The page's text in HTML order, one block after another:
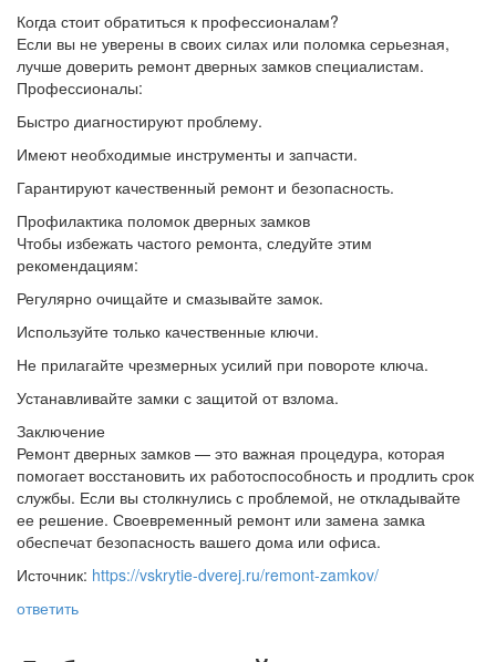
Когда стоит обратиться к профессионалам?
Если вы не уверены в своих силах или поломка серьезная,
лучше доверить ремонт дверных замков специалистам.
Профессионалы:
Быстро диагностируют проблему.
Имеют необходимые инструменты и запчасти.
Гарантируют качественный ремонт и безопасность.
Профилактика поломок дверных замков
Чтобы избежать частого ремонта, следуйте этим
рекомендациям:
Регулярно очищайте и смазывайте замок.
Используйте только качественные ключи.
Не прилагайте чрезмерных усилий при повороте ключа.
Устанавливайте замки с защитой от взлома.
Заключение
Ремонт дверных замков — это важная процедура, которая
помогает восстановить их работоспособность и продлить срок
службы. Если вы столкнулись с проблемой, не откладывайте
ее решение. Своевременный ремонт или замена замка
обеспечат безопасность вашего дома или офиса.
Источник: https://vskrytie-dverej.ru/remont-zamkov/
ответить